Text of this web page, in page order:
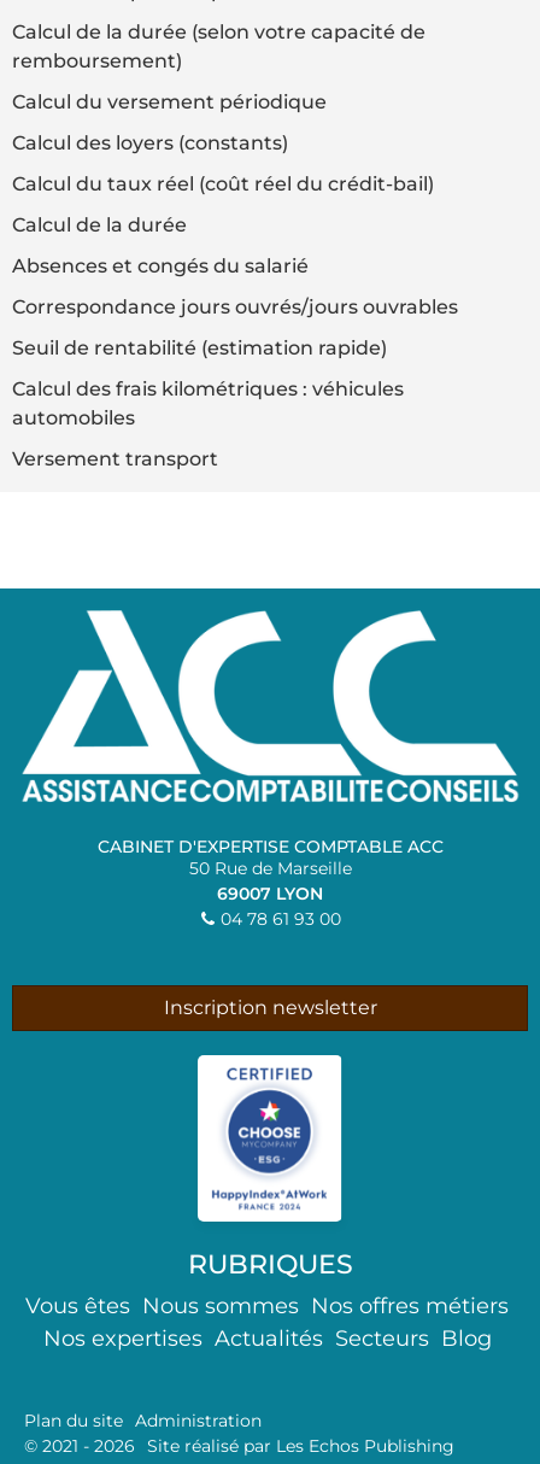
Calcul de la durée (selon votre capacité de
remboursement)
Calcul du versement périodique
Calcul des loyers (constants)
Calcul du taux réel (coût réel du crédit-bail)
Calcul de la durée
Absences et congés du salarié
Correspondance jours ouvrés/jours ouvrables
Seuil de rentabilité (estimation rapide)
Calcul des frais kilométriques : véhicules
automobiles
Versement transport
CABINET D'EXPERTISE COMPTABLE ACC
50 Rue de Marseille
69007 LYON
04 78 61 93 00
Inscription newsletter
RUBRIQUES
Vous êtes Nous sommes Nos offres métiers
Nos expertises Actualités Secteurs Blog
Plan du site Administration
© 2021 - 2026
Site réalisé par Les Echos Publishing